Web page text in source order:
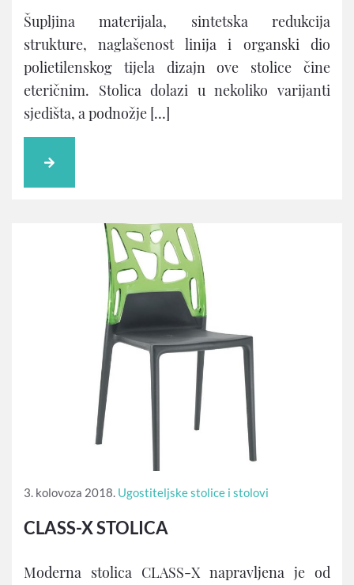
Šupljina materijala, sintetska redukcija
strukture, naglašenost linija i organski dio
polietilenskog tijela dizajn ove stolice čine
eteričnim. Stolica dolazi u nekoliko varijanti
sjedišta, a podnožje […]
3. kolovoza 2018. Ugostiteljske stolice i stolovi
CLASS-X STOLICA
Moderna stolica CLASS-X napravljena je od